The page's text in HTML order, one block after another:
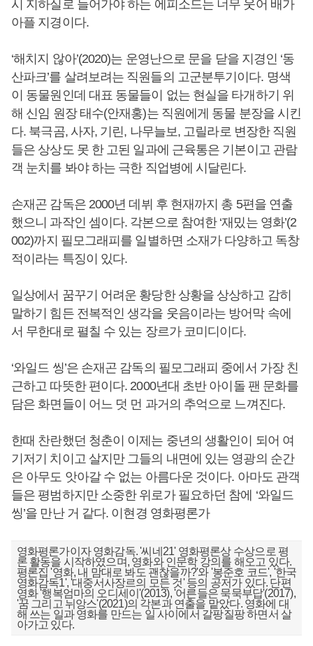
시 지하실로 들어가야 하는 에피소드는 너무 웃어 배가
아플 지경이다.
‘해치지 않아’(2020)는 운영난으로 문을 닫을 지경인 ‘동
산파크’를 살려보려는 직원들의 고군분투기이다. 명색
이 동물원인데 대표 동물들이 없는 현실을 타개하기 위
해 신임 원장 태수(안재홍)는 직원에게 동물 분장을 시킨
다. 북극곰, 사자, 기린, 나무늘보, 고릴라로 변장한 직원
들은 상상도 못 한 고된 일과에 근육통은 기본이고 관람
객 눈치를 봐야 하는 극한 직업병에 시달린다.
손재곤 감독은 2000년 데뷔 후 현재까지 총 5편을 연출
했으니 과작인 셈이다. 각본으로 참여한 ‘재밌는 영화’(2
002)까지 필모그래피를 일별하면 소재가 다양하고 독창
적이라는 특징이 있다.
일상에서 꿈꾸기 어려운 황당한 상황을 상상하고 감히
말하기 힘든 전복적인 생각을 웃음이라는 방어막 속에
서 무한대로 펼칠 수 있는 장르가 코미디이다.
‘와일드 씽’은 손재곤 감독의 필모그래피 중에서 가장 친
근하고 따뜻한 편이다. 2000년대 초반 아이돌 팬 문화를
담은 화면들이 어느 덧 먼 과거의 추억으로 느껴진다.
한때 찬란했던 청춘이 이제는 중년의 생활인이 되어 여
기저기 치이고 살지만 그들의 내면에 있는 영광의 순간
은 아무도 앗아갈 수 없는 아름다운 것이다. 아마도 관객
들은 평범하지만 소중한 위로가 필요하던 참에 ‘와일드
씽’을 만난 거 같다. 이현경 영화평론가
영화평론가이자 영화감독. '씨네21' 영화평론상 수상으로 평
론 활동을 시작하였으며, 영화와 인문학 강의를 해오고 있다.
평론집 '영화, 내 맘대로 봐도 괜찮을까?'와 '봉준호 코드', '한국
영화감독1', '대중서사장르의 모든 것' 등의 공저가 있다. 단편
영화 '행복엄마의 오디세이'(2013), '어른들은 묵묵부답'(2017),
'꿈 그리고 뉘앙스'(2021)의 각본과 연출을 맡았다. 영화에 대
해 쓰는 일과 영화를 만드는 일 사이에서 갈팡질팡 하면서 살
아가고 있다.